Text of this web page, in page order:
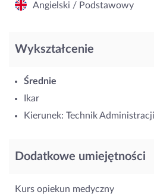
Angielski / Podstawowy
Wykształcenie
Średnie
Ikar
Kierunek: Technik Administracji
Dodatkowe umiejętności
Kurs opiekun medyczny